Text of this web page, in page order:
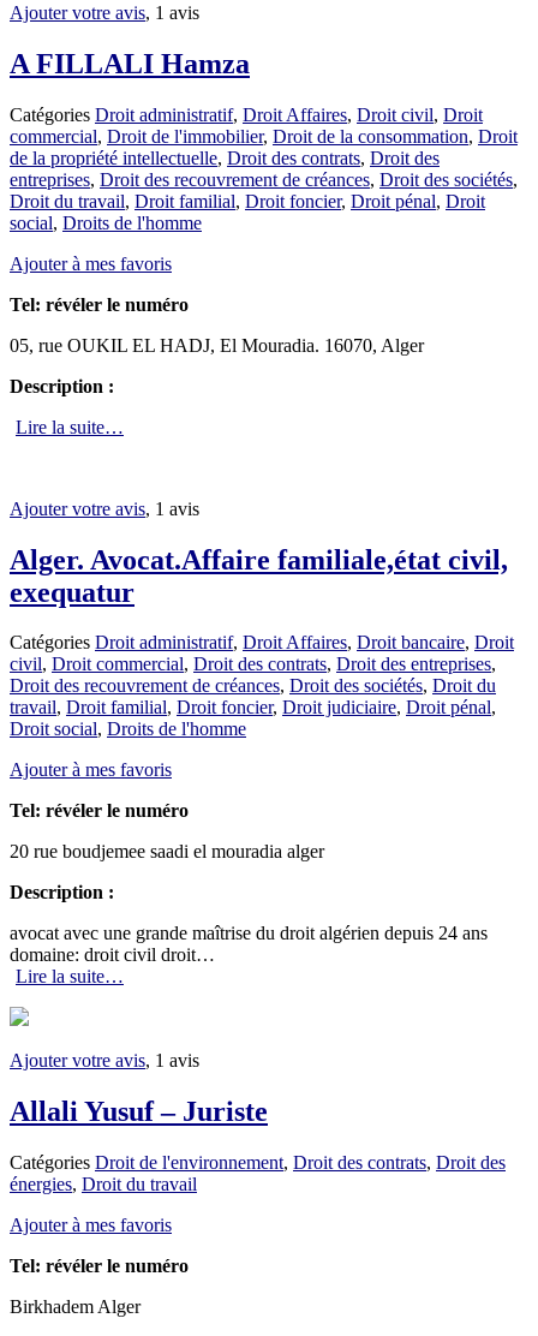
Ajouter votre avis, 1 avis
A FILLALI Hamza
Catégories Droit administratif, Droit Affaires, Droit civil, Droit
commercial, Droit de l'immobilier, Droit de la consommation, Droit
de la propriété intellectuelle, Droit des contrats, Droit des
entreprises, Droit des recouvrement de créances, Droit des sociétés,
Droit du travail, Droit familial, Droit foncier, Droit pénal, Droit
social, Droits de l'homme
Ajouter à mes favoris
Tel: révéler le numéro
05, rue OUKIL EL HADJ, El Mouradia. 16070, Alger
Description :
Lire la suite…
Ajouter votre avis, 1 avis
Alger. Avocat.Affaire familiale,état civil,
exequatur
Catégories Droit administratif, Droit Affaires, Droit bancaire, Droit
civil, Droit commercial, Droit des contrats, Droit des entreprises,
Droit des recouvrement de créances, Droit des sociétés, Droit du
travail, Droit familial, Droit foncier, Droit judiciaire, Droit pénal,
Droit social, Droits de l'homme
Ajouter à mes favoris
Tel: révéler le numéro
20 rue boudjemee saadi el mouradia alger
Description :
avocat avec une grande maîtrise du droit algérien depuis 24 ans
domaine: droit civil droit…
Lire la suite…
Ajouter votre avis, 1 avis
Allali Yusuf – Juriste
Catégories Droit de l'environnement, Droit des contrats, Droit des
énergies, Droit du travail
Ajouter à mes favoris
Tel: révéler le numéro
Birkhadem Alger